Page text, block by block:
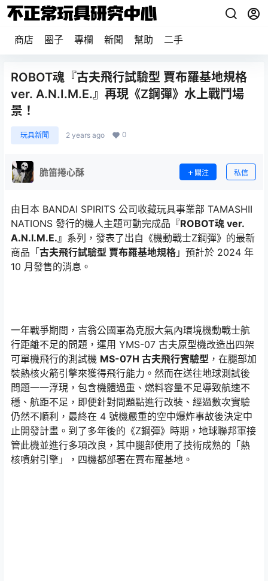
商店 圈子 專欄 新聞 幫助 二手
ROBOT魂『古夫飛行試驗型 賈布羅基地規格
ver. A.N.I.M.E.』再現《Z鋼彈》水上戰鬥場
景！
玩具新聞 2 years ago 0
脆笛捲心酥 關注 私信
由日本 BANDAI SPIRITS 公司收藏玩具事業部 TAMASHII
NATIONS 發行的機人主題可動完成品 『ROBOT魂 ver.
A.N.I.M.E.』 系列，發表了出自《機動戰士Z鋼彈》的最新
商品「古夫飛行試驗型 賈布羅基地規格 」預計於 2024 年
10 月發售的消息。
一年戰爭期間，吉翁公國軍為克服大氣內環境機動戰士航
行距離不足的問題，運用 YMS-07 古夫原型機改造出四架
可單機飛行的測試機 MS-07H 古夫飛行實驗型 ，在腿部加
裝熱核火箭引擎來獲得飛行能力。然而在送往地球測試後
問題一一浮現，包含機體過重、燃料容量不足導致航速不
穩、航距不足，即便針對問題點進行改裝、經過數次實驗
仍然不順利，最終在 4 號機嚴重的空中爆炸事故後決定中
止開發計畫。到了多年後的《Z鋼彈》時期，地球聯邦軍接
管此機並進行多項改良，其中腿部使用了技術成熟的「熱
核噴射引擎」，四機都部署在賈布羅基地。